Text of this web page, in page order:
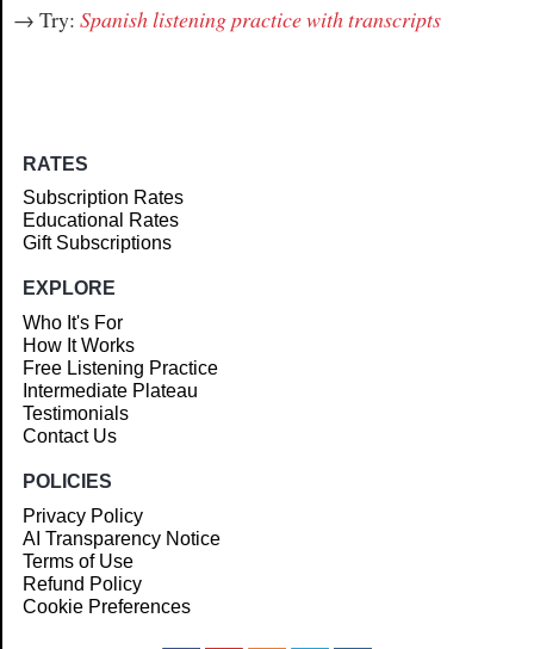
→ Try: Spanish listening practice with transcripts
RATES
Subscription Rates
Educational Rates
Gift Subscriptions
EXPLORE
Who It's For
How It Works
Free Listening Practice
Intermediate Plateau
Testimonials
Contact Us
POLICIES
Privacy Policy
AI Transparency Notice
Terms of Use
Refund Policy
Cookie Preferences